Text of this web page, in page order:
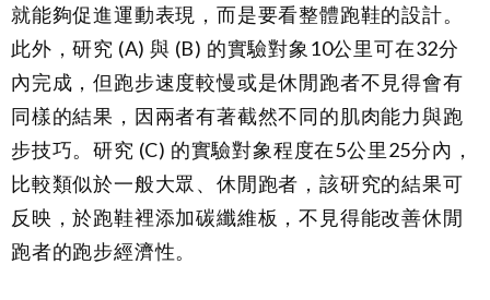
就能夠促進運動表現，而是要看整體跑鞋的設計。
此外，研究 (A) 與 (B) 的實驗對象10公里可在32分
內完成，但跑步速度較慢或是休閒跑者不見得會有
同樣的結果，因兩者有著截然不同的肌肉能力與跑
步技巧。研究 (C) 的實驗對象程度在5公里25分內，
比較類似於一般大眾、休閒跑者，該研究的結果可
反映，於跑鞋裡添加碳纖維板，不見得能改善休閒
跑者的跑步經濟性。